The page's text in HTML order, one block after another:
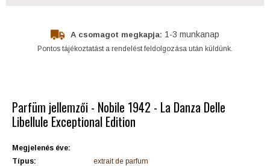
A csomagot megkapja: 1-3 munkanap
Pontos tájékoztatást a rendelést feldolgozása után küldünk.
Parfüm jellemzői - Nobile 1942 - La Danza Delle
Libellule Exceptional Edition
Megjelenés éve:
Típus:
extrait de parfum